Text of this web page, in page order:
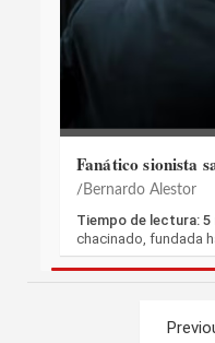
Fanático sionista
Bernardo Alestor
Tiempo de lectura: 5
chacinado, fundada
Paginación